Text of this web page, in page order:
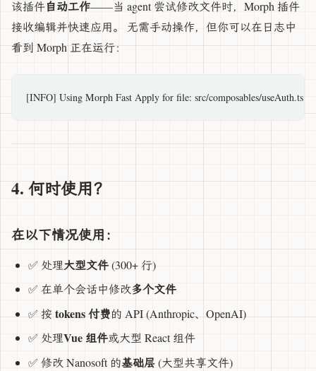
该插件自动工作——当 agent 尝试修改文件时，Morph 插件
接收编辑并快速应用。 无需手动操作，但你可以在日志中
看到 Morph 正在运行：
4. 何时使用？
在以下情况使用：
✅ 处理大型文件(300+ 行)
✅ 在单个会话中修改多个文件
✅ 按tokens 付费的 API (Anthropic、OpenAI)
✅ 处理Vue 组件或大型 React 组件
✅ 修改 Nanosoft 的基础层(大型共享文件)